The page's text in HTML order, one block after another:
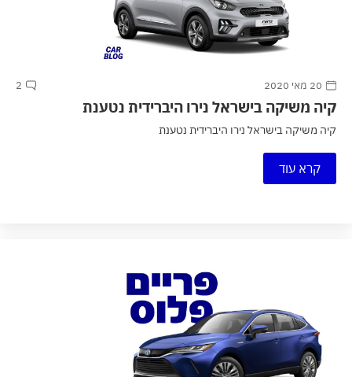
20 מאי 2020 2
קיה משיקה בישראל נירו היברידית נטענת
קיה משיקה בישראל נירו היברידית נטענת
קרא עוד